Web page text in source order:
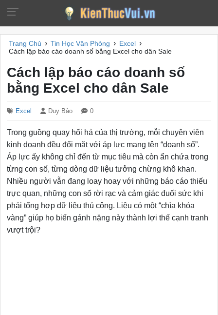
Trang Chủ › Tin Học Văn Phòng › Excel ›
Cách lập báo cáo doanh số bằng Excel cho dân Sale
Cách lập báo cáo doanh số
bằng Excel cho dân Sale
Excel Duy Bảo 0
Trong guồng quay hối hả của thị trường, mỗi chuyên viên
kinh doanh đều đối mặt với áp lực mang tên “doanh số”.
Áp lực ấy không chỉ đến từ mục tiêu mà còn ẩn chứa trong
từng con số, từng dòng dữ liệu tưởng chừng khô khan.
Nhiều người vẫn đang loay hoay với những báo cáo thiếu
trực quan, những con số rời rạc và cảm giác đuối sức khi
phải tổng hợp dữ liệu thủ công. Liệu có một “chìa khóa
vàng” giúp họ biến gánh nặng này thành lợi thế cạnh tranh
vượt trội?